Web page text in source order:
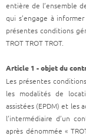
entière de l’ensemble
qui s’engage à
présentes conditions
TROT TROT TROT.
Article 1 - objet du
Les présentes
les modalités de
assistées (EPDM) et les
l’intermédiaire d’un
après dénommée «